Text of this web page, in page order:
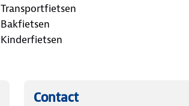
Transportfietsen
Bakfietsen
Kinderfietsen
Contact